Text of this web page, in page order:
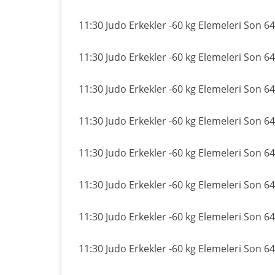
11:30 Judo Erkekler -60 kg Elemeleri Son 64
11:30 Judo Erkekler -60 kg Elemeleri Son 64
11:30 Judo Erkekler -60 kg Elemeleri Son 64
11:30 Judo Erkekler -60 kg Elemeleri Son 64
11:30 Judo Erkekler -60 kg Elemeleri Son 64
11:30 Judo Erkekler -60 kg Elemeleri Son 64
11:30 Judo Erkekler -60 kg Elemeleri Son 64
11:30 Judo Erkekler -60 kg Elemeleri Son 64